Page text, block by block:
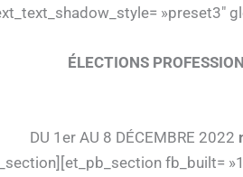
»preset3″
ÉLECTIONS
DU 1er AU 8 DÉCEMBRE 2022
fb_built=